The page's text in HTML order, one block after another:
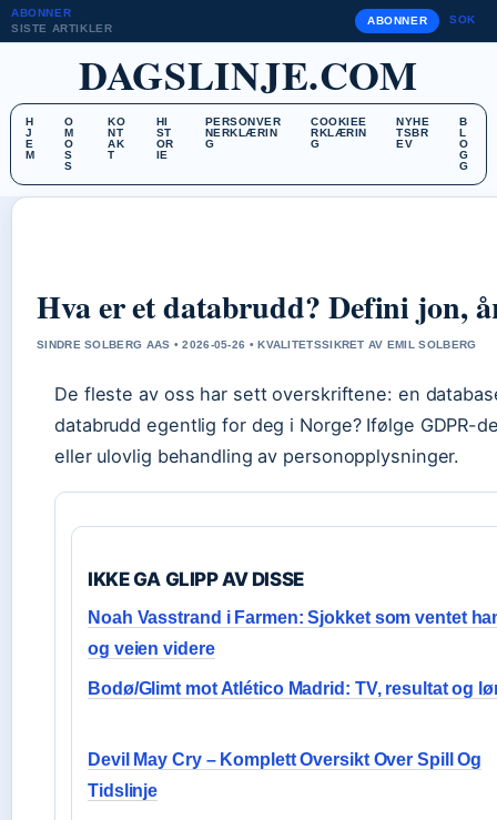
ABONNER
SISTE ARTIKLER
ABONNER SOK
DAGSLINJE.COM
H
J
E
M
O
M
O
S
S
KO
NT
AK
T
HI
ST
OR
IE
PERSONVER
NERKLÆRIN
G
COOKIEE
RKLÆRIN
G
NYHE
TSBR
EV
B
L
O
G
G
Hva er et databrudd? Defini jon,
SINDRE SOLBERG AAS • 2026-05-26 • KVALITETSSIKRET AV EMIL SOLBERG
De fleste av oss har sett overskriftene: en
databrudd egentlig for deg i Norge? Ifølge
eller ulovlig behandling av personopplysninger.
IKKE GA GLIPP AV DISSE
Noah Vasstrand i Farmen: Sjokket som ventet
og veien videre
Bodø/Glimt mot Atlético Madrid: TV, resultat og
Devil May Cry – Komplett Oversikt Over Spill Og
Tidslinje